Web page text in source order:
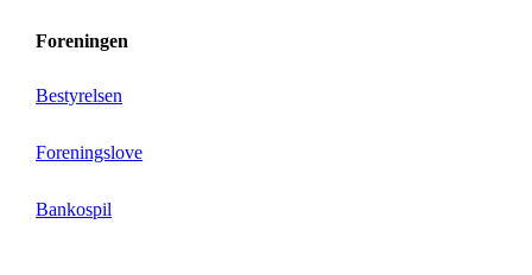
Foreningen
Bestyrelsen
Foreningslove
Bankospil